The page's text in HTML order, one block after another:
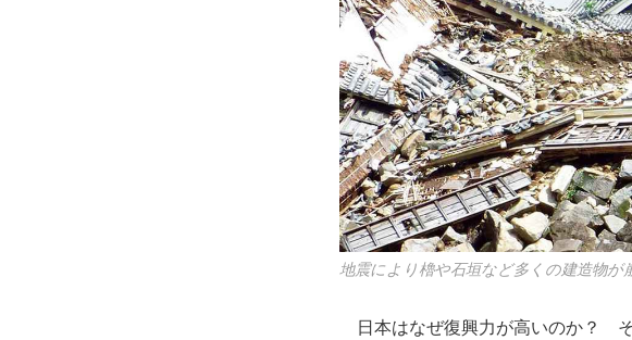
地震により櫓や石垣など多くの建造物
日本はなぜ復興力が高いのか？ そ